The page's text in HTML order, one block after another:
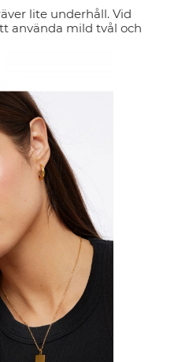
lite underhåll. Vid
använda mild tvål och